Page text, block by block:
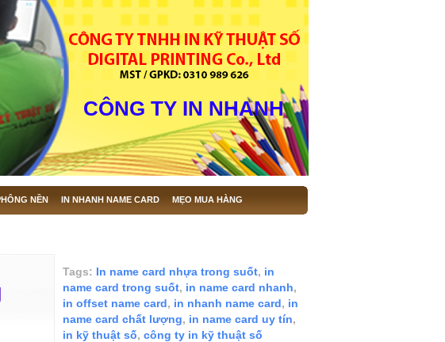
CÔNG TY IN NHANH
NỀN IN NHANH NAME CARD MẸO MUA HÀNG
Tags: In name card nhựa trong suốt, in
name card trong suốt, in name card nhanh,
in offset name card, in nhanh name card, in
name card chất lượng, in name card uy tín,
in kỹ thuật số, công ty in kỹ thuật số